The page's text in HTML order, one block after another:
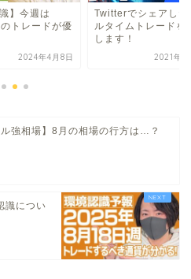
】今週は
トレードが優
2024年4月8日
Twitterでシェアした
ルタイムトレードを
します！
2021年3
ル強相場】8月の相場の行方は…？
識につい